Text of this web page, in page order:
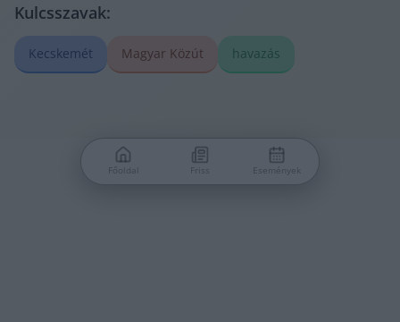
Kulcsszavak:
Kecskemét Magyar Közút havazás
Főoldal Friss Események